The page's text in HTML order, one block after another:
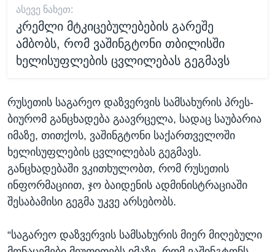
ᲐᲡᲔᲕᲔ ᲜᲐᲮᲔᲗ:
კრემლი მტკიცებულებების გარეშე
ამბობს, რომ ვაშინგტონი თბილისში
ხელისუფლების ცვლილებას გეგმავს
რუსეთის საგარეო დაზვერვის სამსახურის პრეს-
ბიურომ განცხადება გაავრცელა, სადაც საუბარია
იმაზე, თითქოს, ვაშინგტონი საქართველოში
ხელისუფლების ცვლილებას გეგმავს.
განცხადებაში ვკითხულობთ, რომ რუსეთის
ინფორმაციით, ჯო ბაიდენის ადმინისტრაციაში
შესაბამისი გეგმა უკვე არსებობს.
“საგარეო დაზვერვის სამსახურის მიერ მიღებული